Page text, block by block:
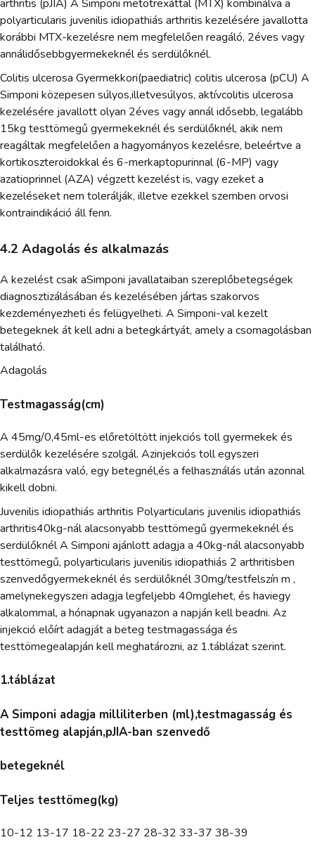
arthritis (pJIA) A Simponi metotrexáttal (MTX) kombinálva a
polyarticularis juvenilis idiopathiás arthritis kezelésére javallotta
korábbi MTX-kezelésre nem megfelelően reagáló, 2éves vagy
annálidősebbgyermekeknél és serdülőknél.
Colitis ulcerosa Gyermekkori(paediatric) colitis ulcerosa (pCU) A
Simponi közepesen súlyos,illetvesúlyos, aktívcolitis ulcerosa
kezelésére javallott olyan 2éves vagy annál idősebb, legalább
15kg testtömegű gyermekeknél és serdülőknél, akik nem
reagáltak megfelelően a hagyományos kezelésre, beleértve a
kortikoszteroidokkal és 6-merkaptopurinnal (6-MP) vagy
azatioprinnel (AZA) végzett kezelést is, vagy ezeket a
kezeléseket nem tolerálják, illetve ezekkel szemben orvosi
kontraindikáció áll fenn.
4.2 Adagolás és alkalmazás
A kezelést csak aSimponi javallataiban szereplőbetegségek
diagnosztizálásában és kezelésében jártas szakorvos
kezdeményezheti és felügyelheti. A Simponi-val kezelt
betegeknek át kell adni a betegkártyát, amely a csomagolásban
található.
Adagolás
Testmagasság(cm)
A 45mg/0,45ml-es előretöltött injekciós toll gyermekek és
serdülők kezelésére szolgál. Azinjekciós toll egyszeri
alkalmazásra való, egy betegnél,és a felhasználás után azonnal
kikell dobni.
Juvenilis idiopathiás arthritis Polyarticularis juvenilis idiopathiás
arthritis40kg-nál alacsonyabb testtömegű gyermekeknél és
serdülőknél A Simponi ajánlott adagja a 40kg-nál alacsonyabb
testtömegű, polyarticularis juvenilis idiopathiás 2 arthritisben
szenvedőgyermekeknél és serdülőknél 30mg/testfelszín m ,
amelynekegyszeri adagja legfeljebb 40mglehet, és haviegy
alkalommal, a hónapnak ugyanazon a napján kell beadni. Az
injekció előírt adagját a beteg testmagassága és
testtömegealapján kell meghatározni, az 1.táblázat szerint.
1.táblázat
A Simponi adagja milliliterben (ml),testmagasság és
testtömeg alapján,pJIA-ban szenvedő
betegeknél
Teljes testtömeg(kg)
10-12 13-17 18-22 23-27 28-32 33-37 38-39